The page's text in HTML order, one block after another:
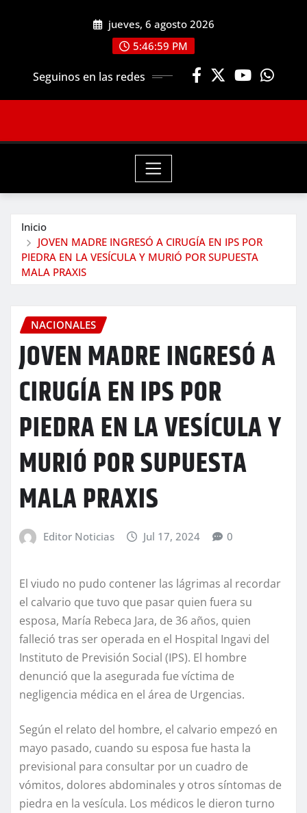
jueves, 6 agosto 2026
5:47:00 PM
Seguinos en las redes
Inicio
JOVEN MADRE INGRESÓ A CIRUGÍA EN IPS POR
PIEDRA EN LA VESÍCULA Y MURIÓ POR SUPUESTA
MALA PRAXIS
NACIONALES
JOVEN MADRE INGRESÓ A
CIRUGÍA EN IPS POR
PIEDRA EN LA VESÍCULA Y
MURIÓ POR SUPUESTA
MALA PRAXIS
Editor Noticias Jul 17, 2024 0
El viudo no pudo contener las lágrimas al recordar
el calvario que tuvo que pasar quien fuera su
esposa, María Rebeca Jara, de 36 años, quien
falleció tras ser operada en el Hospital Ingavi del
Instituto de Previsión Social (IPS). El hombre
denunció que la asegurada fue víctima de
negligencia médica en el área de Urgencias.
Según el relato del hombre, el calvario empezó en
mayo pasado, cuando su esposa fue hasta la
previsional para consultar por un cuadro de
vómitos, dolores abdominales y otros síntomas de
piedra en la vesícula. Los médicos le dieron turno